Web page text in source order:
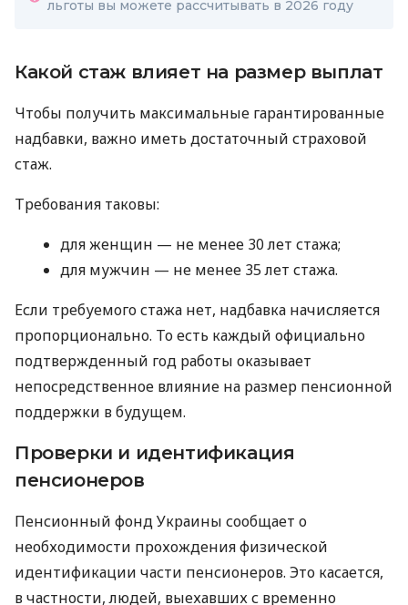
льготы вы можете рассчитывать в 2026 году
Какой стаж влияет на размер выплат
Чтобы получить максимальные гарантированные
надбавки, важно иметь достаточный страховой
стаж.
Требования таковы:
для женщин — не менее 30 лет стажа;
для мужчин — не менее 35 лет стажа.
Если требуемого стажа нет, надбавка начисляется
пропорционально. То есть каждый официально
подтвержденный год работы оказывает
непосредственное влияние на размер пенсионной
поддержки в будущем.
Проверки и идентификация
пенсионеров
Пенсионный фонд Украины сообщает о
необходимости прохождения физической
идентификации части пенсионеров. Это касается,
в частности, людей, выехавших с временно